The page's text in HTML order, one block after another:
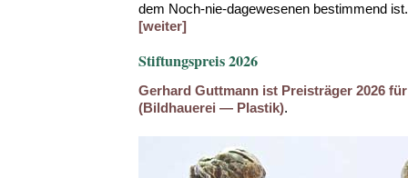
dem Noch-nie-dagewesenen bestimmend ist.
[weiter]
Stiftungspreis 2026
Gerhard Guttmann ist Preisträger 2026
(Bildhauerei — Plastik).